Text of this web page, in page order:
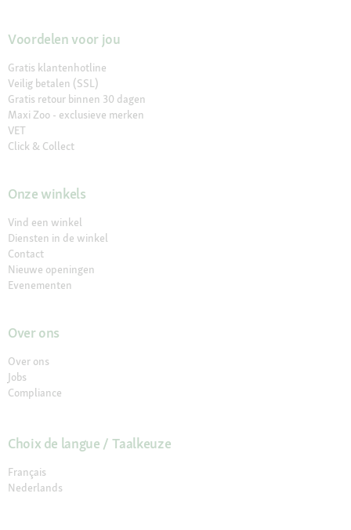
Voordelen voor jou
Gratis klantenhotline
Veilig betalen (SSL)
Gratis retour binnen 30 dagen
Maxi Zoo - exclusieve merken
VET
Click & Collect
Onze winkels
Vind een winkel
Diensten in de winkel
Contact
Nieuwe openingen
Evenementen
Over ons
Over ons
Jobs
Compliance
Choix de langue / Taalkeuze
Français
Nederlands